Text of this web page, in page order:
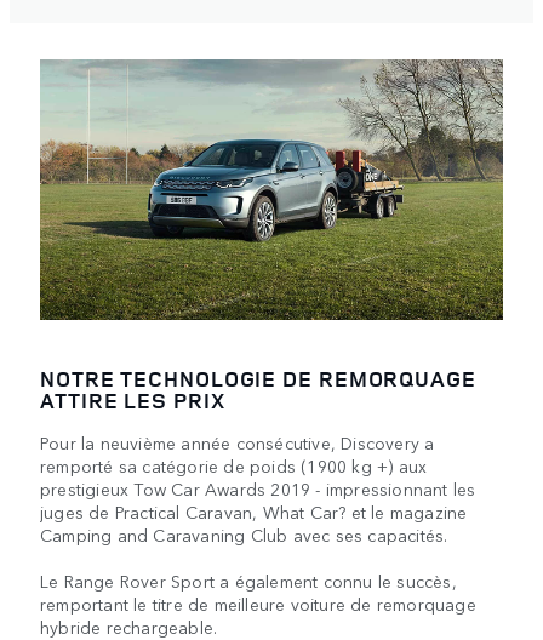
NOTRE TECHNOLOGIE DE REMORQUAGE
ATTIRE LES PRIX
Pour la neuvième année consécutive, Discovery a
remporté sa catégorie de poids (1900 kg +) aux
prestigieux Tow Car Awards 2019 - impressionnant les
juges de Practical Caravan, What Car? et le magazine
Camping and Caravaning Club avec ses capacités.
Le Range Rover Sport a également connu le succès,
remportant le titre de meilleure voiture de remorquage
hybride rechargeable.